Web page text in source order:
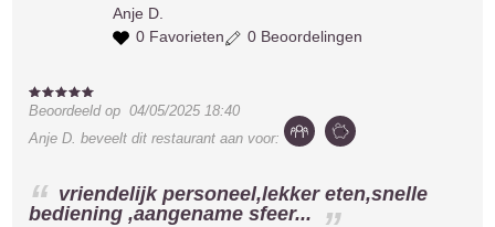
Anje D.
0 Favorieten
0 Beoordelingen
Beoordeeld op04/05/2025 18:40
Anje D. beveelt dit restaurant aan voor:
vriendelijk personeel,lekker eten,snelle
bediening ,aangename sfeer...